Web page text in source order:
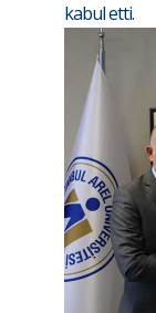
kabul etti.